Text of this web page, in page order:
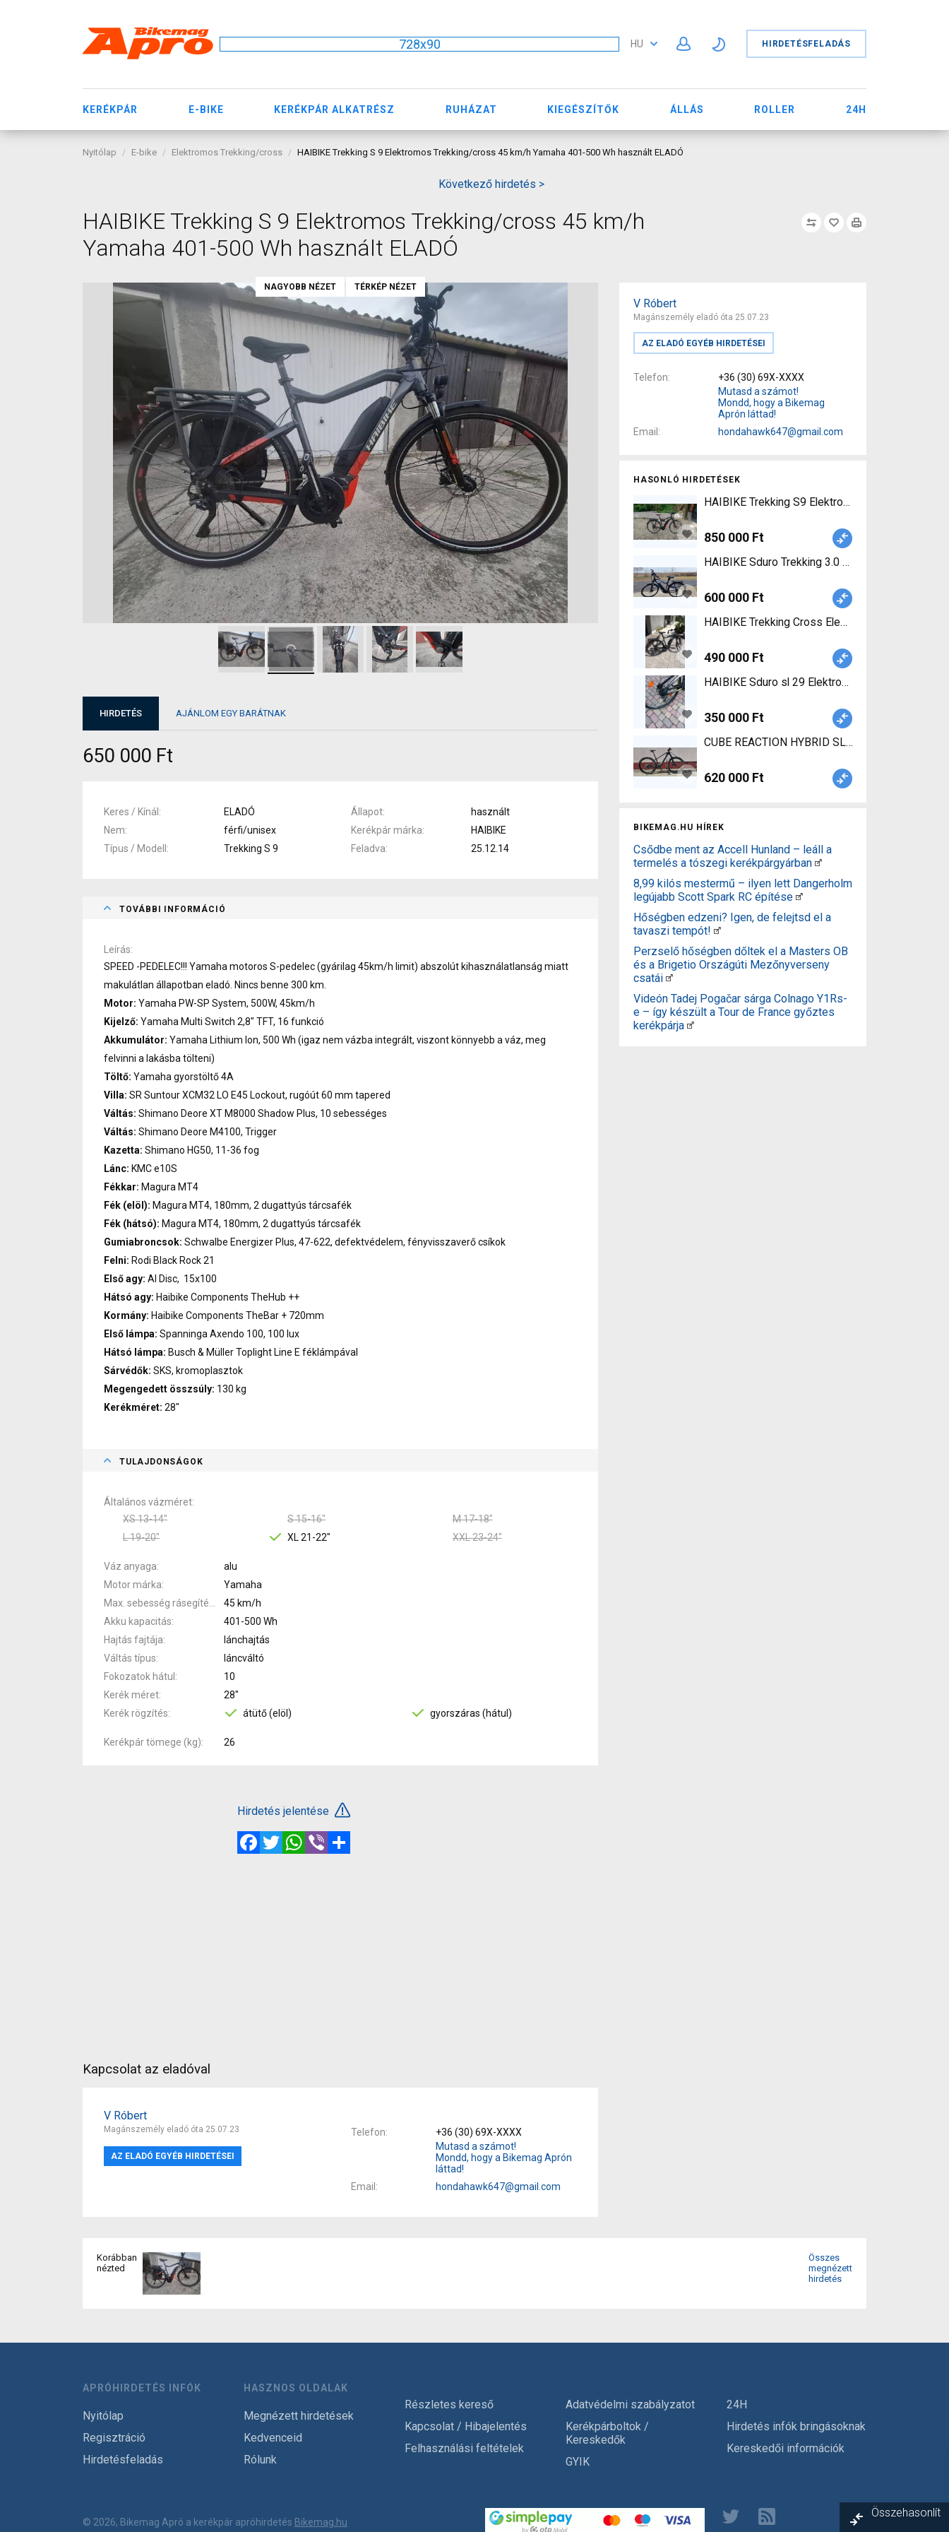
728x90 HU HIRDETÉSFELADÁS
KERÉKPÁR E-BIKE KERÉKPÁR ALKATRÉSZ RUHÁZAT KIEGÉSZÍTŐK ÁLLÁS ROLLER 24H
Nyitólap E-bike Elektromos Trekking/cross HAIBIKE Trekking S 9 Elektromos Trekking/cross 45 km/h Yamaha 401-500 Wh használt ELADÓ
Következő hirdetés >
HAIBIKE Trekking S 9 Elektromos Trekking/cross 45 km/h
Yamaha 401-500 Wh használt ELADÓ
V Róbert
Magánszemély eladó óta 25.07.23
AZ ELADÓ EGYÉB HIRDETÉSEI
Telefon
+36 (30) 69X-XXXX
Mutasd a számot!
Mondd, hogy a Bikemag
Aprón láttad!
Email
hondahawk647@gmail.com
HASONLÓ HIRDETÉSEK
HAIBIKE Trekking S9 Elektromos Trekking/cross
850 000 Ft
HAIBIKE Sduro Trekking 3.0 Elektromos
600 000 Ft
HAIBIKE Trekking Cross Elektromos Trekking/
490 000 Ft
HAIBIKE Sduro sl 29 Elektromos
350 000 Ft
CUBE REACTION HYBRID SLT 750 29
620 000 Ft
BIKEMAG.HU HÍREK
Csődbe ment az Accell Hunland – leáll a
termelés a tószegi kerékpárgyárban
8,99 kilós mestermű – ilyen lett Dangerholm
legújabb Scott Spark RC építése
Hőségben edzeni? Igen, de felejtsd el a
tavaszi tempót!
Perzselő hőségben dőltek el a Masters OB
és a Brigetio Országúti Mezőnyverseny
csatái
Videón Tadej Pogačar sárga Colnago Y1Rs-
e – így készült a Tour de France győztes
kerékpárja
NAGYOBB NÉZET TÉRKÉP NÉZET
HIRDETÉS AJÁNLOM EGY BARÁTNAK
650 000 Ft
Keres / Kínál ELADÓ Állapot
használt
Nem
férfi/unisex Kerékpár márka
HAIBIKE
Típus / Modell
Trekking S 9 Feladva 25.12.14
TOVÁBBI INFORMÁCIÓ
Leírás
SPEED -PEDELEC!!! Yamaha motoros S-pedelec (gyárilag 45km/h limit) abszolút kihasználatlanság miatt
makulátlan állapotban eladó. Nincs benne 300 km.
Motor: Yamaha PW-SP System, 500W, 45km/h
Kijelző: Yamaha Multi Switch 2,8" TFT, 16 funkció
Akkumulátor: Yamaha Lithium Ion, 500 Wh (igaz nem vázba integrált, viszont könnyebb a váz, meg
felvinni a lakásba tölteni)
Töltő: Yamaha gyorstöltő 4A
Villa: SR Suntour XCM32 LO E45 Lockout, rugóút 60 mm tapered
Váltás: Shimano Deore XT M8000 Shadow Plus, 10 sebességes
Váltás: Shimano Deore M4100, Trigger
Kazetta: Shimano HG50, 11-36 fog
Lánc: KMC e10S
Fékkar: Magura MT4
Fék (elöl): Magura MT4, 180mm, 2 dugattyús tárcsafék
Fék (hátsó): Magura MT4, 180mm, 2 dugattyús tárcsafék
Gumiabroncsok: Schwalbe Energizer Plus, 47-622, defektvédelem, fényvisszaverő csíkok
Felni: Rodi Black Rock 21
Első agy: Al Disc, 15x100
Hátsó agy: Haibike Components TheHub ++
Kormány: Haibike Components TheBar + 720mm
Első lámpa: Spanninga Axendo 100, 100 lux
Hátsó lámpa: Busch & Müller Toplight Line E féklámpával
Sárvédők: SKS, kromoplasztok
Megengedett összsúly: 130 kg
Kerékméret: 28"
TULAJDONSÁGOK
Általános vázméret
XS 13-14"
S 15-16"
M 17-18"
L 19-20"
XL 21-22" XXL 23-24"
Váz anyaga
alu
Motor márka
Yamaha
45 km/h
Akku kapacitás
401-500 Wh
Hajtás fajtája
lánchajtás
Váltás típus
láncváltó
Fokozatok hátul
10
Kerék méret
28"
Kerék rögzítés
átütő (elöl) gyorszáras (hátul)
Kerékpár tömege (kg) 26
Hirdetés jelentése
FacebookTwitterWhatsApp
Viber
Kapcsolat az eladóval
V Róbert
Magánszemély eladó óta 25.07.23
AZ ELADÓ EGYÉB HIRDETÉSEI
Telefon
+36 (30) 69X-XXXX
Mutasd a számot!
Mondd, hogy a Bikemag Aprón
láttad!
Email
hondahawk647@gmail.com
Korábban
nézted
Összes
megnézett
hirdetés
APRÓHIRDETÉS INFÓK
Nyitólap
Regisztráció
Hirdetésfeladás
HASZNOS OLDALAK
Megnézett hirdetések
Kedvenceid
Rólunk
Részletes kereső
Kapcsolat / Hibajelentés
Felhasználási feltételek
Adatvédelmi szabályzatot
Kerékpárboltok /
Kereskedők
GYIK
24H
Hirdetés infók bringásoknak
Kereskedői információk
© 2026, Bikemag Apró a kerékpár apróhirdetés Bikemag.hu
Összehasonlít